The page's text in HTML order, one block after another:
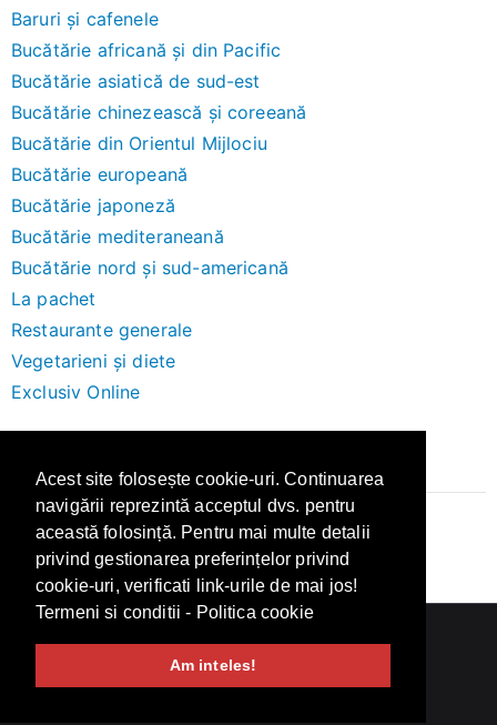
Acest site folosește cookie-uri. Continuarea
navigării reprezintă acceptul dvs. pentru
această folosință. Pentru mai multe detalii
privind gestionarea preferințelor privind
cookie-uri, verificati link-urile de mai jos!
Termeni si conditii - Politica cookie
Am inteles!
Baruri și cafenele
Bucătărie africană și din Pacific
Bucătărie asiatică de sud-est
Bucătărie chinezească și coreeană
Bucătărie din Orientul Mijlociu
Bucătărie europeană
Bucătărie japoneză
Bucătărie mediteraneană
Bucătărie nord și sud-americană
La pachet
Restaurante generale
Vegetarieni și diete
Exclusiv Online
Brand-uri
Altex
Copyright © 2026Recenzii.
Termeni si Conditii
Politica de confidentialitate